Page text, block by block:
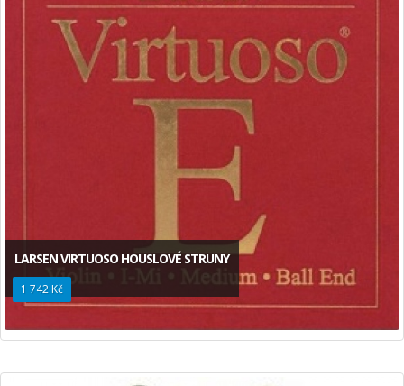
LARSEN VIRTUOSO HOUSLOVÉ STRUNY
1 742 Kč